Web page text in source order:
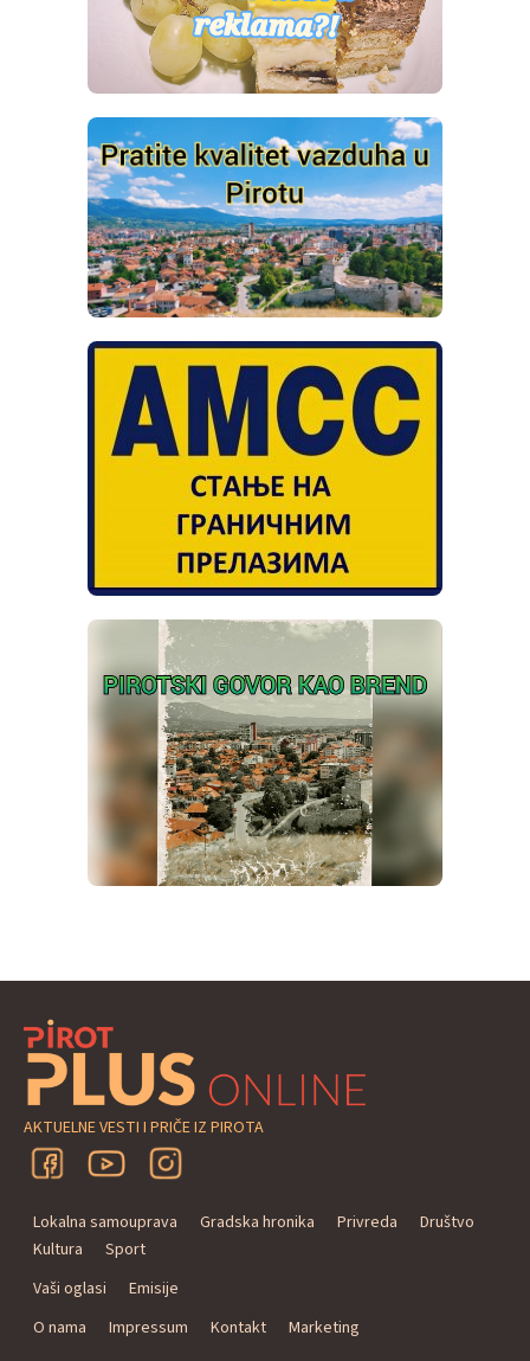
AKTUELNE VESTI I PRIČE IZ PIROTA
Lokalna samouprava Gradska hronika Privreda
Društvo
Kultura
Sport
Vaši oglasi
Emisije
O nama
Impressum Kontakt Marketing